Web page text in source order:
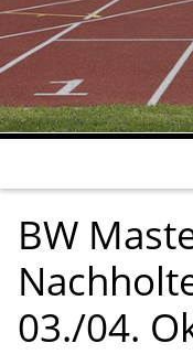
BW
03./04.